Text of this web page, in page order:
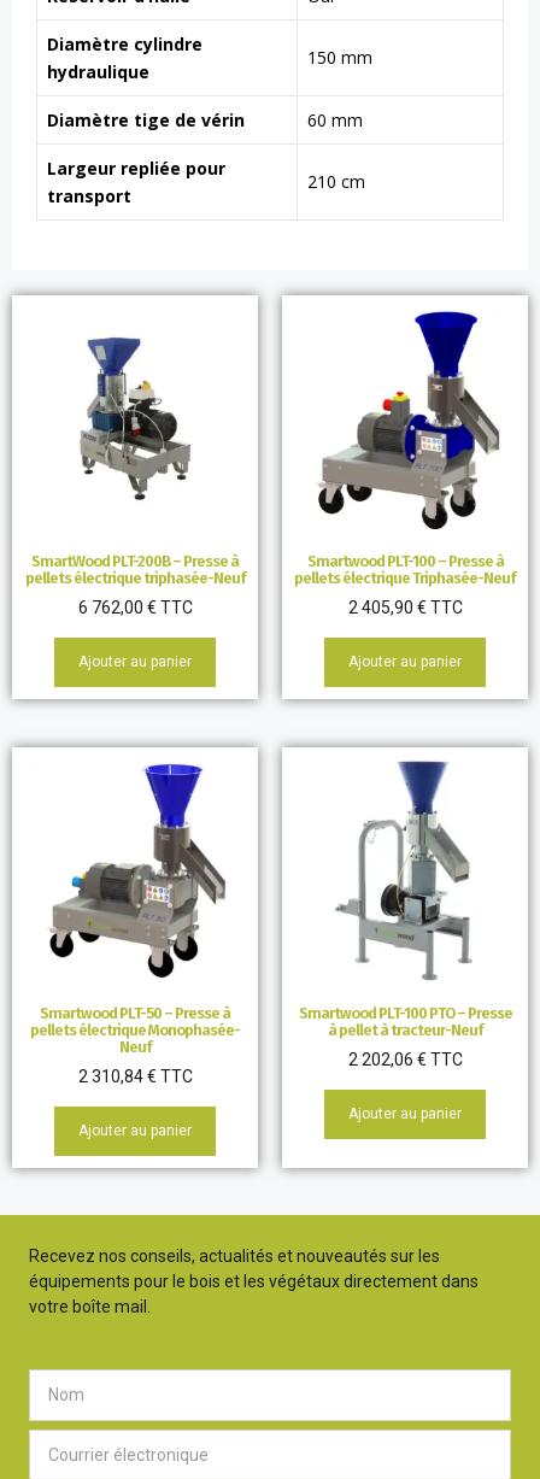
Diamètre cylindre
hydraulique
150 mm
Diamètre tige de vérin 60 mm
Largeur repliée pour
transport
210 cm
SmartWood PLT-200B – Presse à
pellets électrique triphasée-Neuf
6 762,00 € TTC
Ajouter au panier
Smartwood PLT-100 – Presse à
pellets électrique Triphasée-Neuf
2 405,90 € TTC
Ajouter au panier
Smartwood PLT-50 – Presse à
pellets électrique Monophasée-
Neuf
2 310,84€ TTC
Ajouter au panier
Smartwood PLT-100 PTO – Presse
à pellet à tracteur-Neuf
2 202,06 € TTC
Ajouter au panier
Recevez nos conseils, actualités et nouveautés sur les
équipements pour le bois et les végétaux directement dans
votre boîte mail.